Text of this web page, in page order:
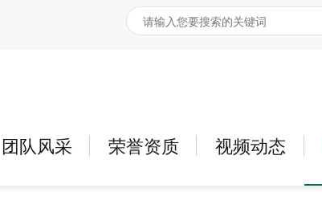
团队风采 荣誉资质 视频动态